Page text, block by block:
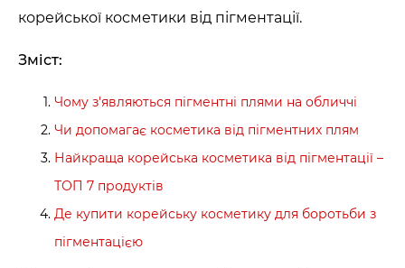
корейської косметики від пігментації.
Зміст:
Чому з'являються пігментні плями на обличчі
Чи допомагає косметика від пігментних плям
Найкраща корейська косметика від пігментації –
ТОП 7 продуктів
Де купити корейську косметику для боротьби з
пігментацією